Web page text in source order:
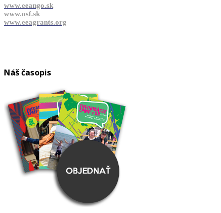
www.eeango.sk
www.osf.sk
www.eeagrants.org
Náš časopis